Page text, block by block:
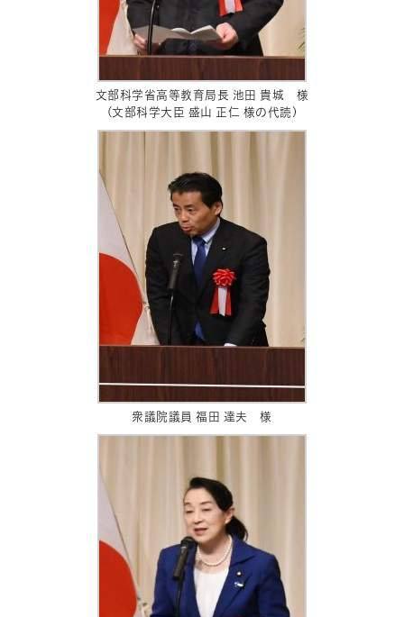
文部科学省高等教育局長 池田 貴城 様
(文部科学大臣 盛山 正仁 様の代読)
衆議院議員 福田 達夫 様